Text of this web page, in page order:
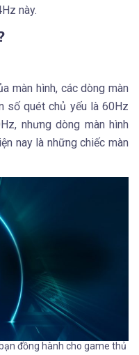
này.
màn hình, các dòng màn
số quét chủ yếu là 60Hz
nhưng dòng màn hình
nay là những chiếc màn
đồng hành cho game thủ